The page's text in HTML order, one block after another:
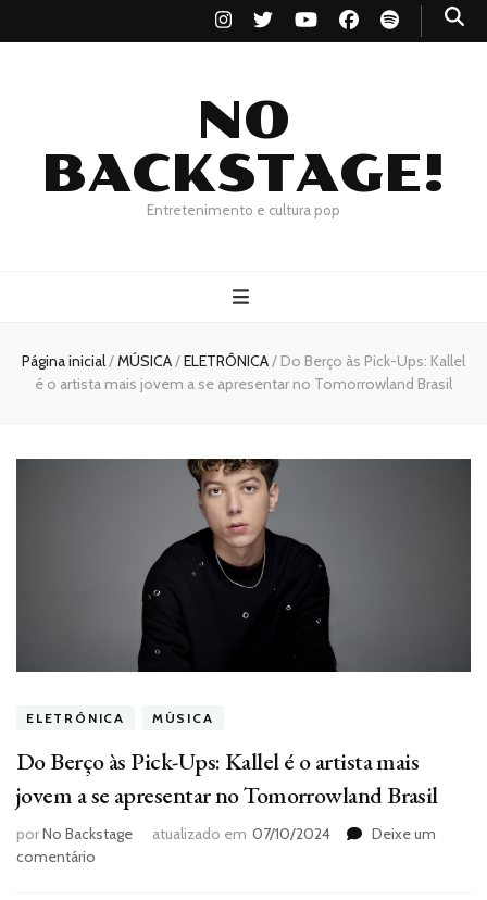
NO
BACKSTAGE!
Entretenimento e cultura pop
Página inicial/MÚSICA/ELETRÔNICA/ Do Berço às Pick-Ups: Kallel
é o artista mais jovem a se apresentar no Tomorrowland Brasil
ELETRÔNICA MÚSICA
Do Berço às Pick-Ups: Kallel é o artista mais
jovem a se apresentar no Tomorrowland Brasil
porNo Backstage atualizado em 07/10/2024
Deixe um
comentário